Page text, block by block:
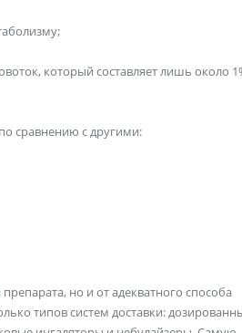
который составляет лишь около
сравнению с другими:
но и от адекватного способа
типов систем доставки: